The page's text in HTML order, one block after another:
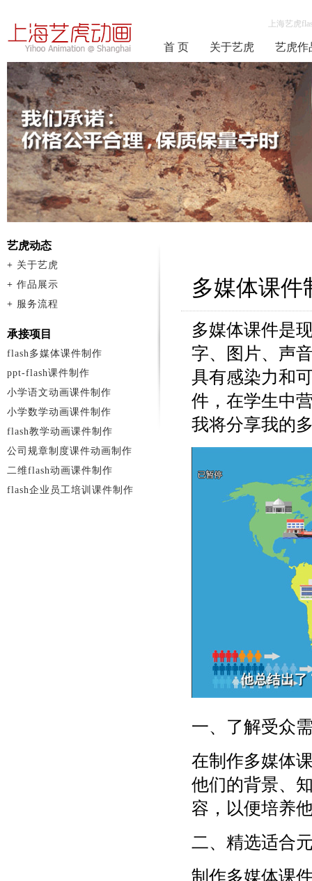
上海艺虎
首 页 关于艺虎 艺虎作
多媒体课件
多媒体课件是
字、图片、声
具有感染力和
件，在学生中
我将分享我的
一、了解受众
在制作多媒体
他们的背景、
容，以便培养
二、精选适合
制作多媒体课
艺虎动态
+ 关于艺虎
+ 作品展示
+ 服务流程
承接项目
flash多媒体课件制作
ppt-flash课件制作
小学语文动画课件制作
小学数学动画课件制作
flash教学动画课件制作
公司规章制度课件动画制作
二维flash动画课件制作
flash企业员工培训课件制作